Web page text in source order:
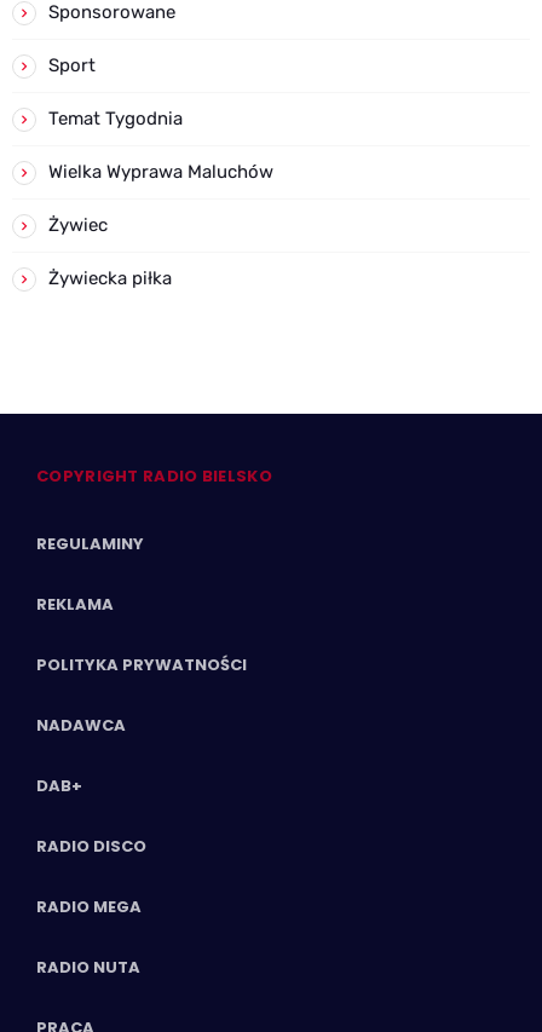
Sponsorowane
Sport
Temat Tygodnia
Wielka Wyprawa Maluchów
Żywiec
Żywiecka piłka
COPYRIGHT RADIO BIELSKO
REGULAMINY
REKLAMA
POLITYKA PRYWATNOŚCI
NADAWCA
DAB+
RADIO DISCO
RADIO MEGA
RADIO NUTA